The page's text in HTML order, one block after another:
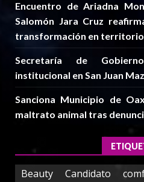
Encuentro de Ariadna
Salomón Jara Cruz
transformación en
Secretaría de
institucional en San Juan
Sanciona Municipio de
maltrato animal tras
Beauty Candidato